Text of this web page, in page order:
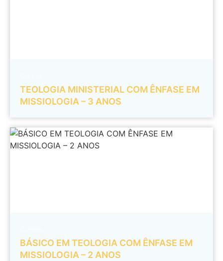
TEOLOGIA MINISTERIAL COM ÊNFASE EM
MISSIOLOGIA – 3 ANOS
BÁSICO EM TEOLOGIA COM ÊNFASE EM
MISSIOLOGIA – 2 ANOS